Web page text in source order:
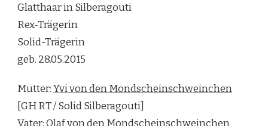
Glatthaar in Silberagouti
Rex-Trägerin
Solid-Trägerin
geb. 28.05.2015
Mutter:Yvi von den Mondscheinschweinchen
[GH RT / Solid Silberagouti]
Vater:Olaf von den Mondscheinschweinchen